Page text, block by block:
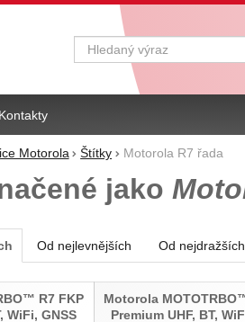
Motorola Štítky Motorola R7 řada
jako
Od nejlevnějších Od nejdražších
R7 FKP
WiFi, GNSS
Motorola
Premium UHF, BT,
Kontakty
Vyhledávání